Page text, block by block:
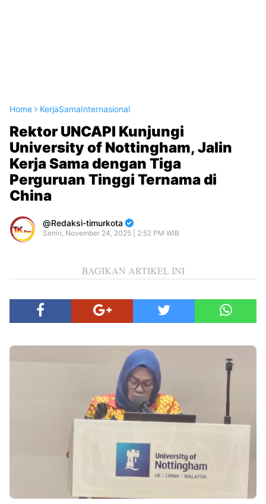
Home KerjaSamaInternasional
Rektor UNCAPI Kunjungi
University of Nottingham, Jalin
Kerja Sama dengan Tiga
Perguruan Tinggi Ternama di
China
Redaksi-timurkota
Senin, November 24, 2025 | 2:52 PM WIB
BAGIKAN ARTIKEL INI